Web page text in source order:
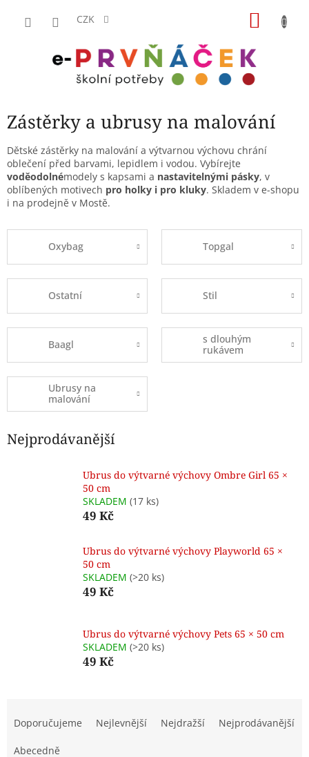
CZK
Zástěrky a ubrusy na malování
Dětské zástěrky na malování a výtvarnou výchovu chrání
oblečení před barvami, lepidlem i vodou. Vybírejte
voděodolnémodely s kapsami a nastavitelnými pásky, v
oblíbených motivech pro holky i pro kluky. Skladem v e-shopu
i na prodejně v Mostě.
Oxybag Topgal
Ostatní Stil
Baagl
s dlouhým
rukávem
Ubrusy na
malování
Nejprodávanější
Ubrus do výtvarné výchovy Ombre Girl 65 ×
50 cm
SKLADEM (17 ks)
49 Kč
Ubrus do výtvarné výchovy Playworld 65 ×
50 cm
SKLADEM (>20 ks)
49 Kč
Ubrus do výtvarné výchovy Pets 65 × 50 cm
SKLADEM (>20 ks)
49 Kč
Doporučujeme Nejlevnější Nejdražší Nejprodávanější
Abecedně